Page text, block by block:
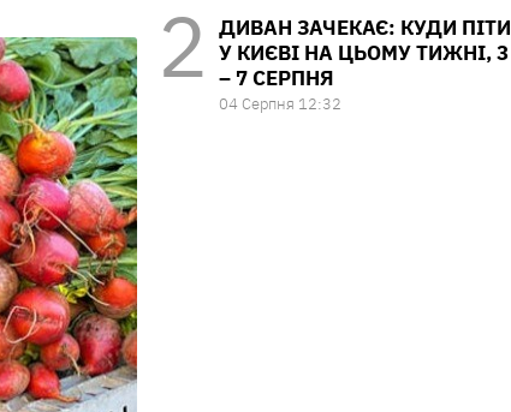
ДИВАН ЗАЧЕКАЄ: КУДИ ПІТИ
У КИЄВІ НА ЦЬОМУ ТИЖНІ, 3
– 7 СЕРПНЯ
04 Серпня 12:32